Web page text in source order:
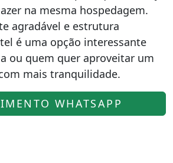
na mesma hospedagem.
agradável e estrutura
é uma opção interessante
ou quem quer aproveitar um
mais tranquilidade.
WHATSAPP